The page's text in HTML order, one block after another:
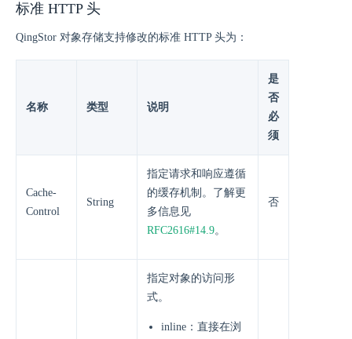
标准 HTTP 头
QingStor 对象存储支持修改的标准 HTTP 头为：
名称 类型 说明
是
否
必
须
Cache-
Control
String
指定请求和响应遵循
的缓存机制。了解更
多信息见
RFC2616#14.9。
否
指定对象的访问形
式。
inline：直接在浏